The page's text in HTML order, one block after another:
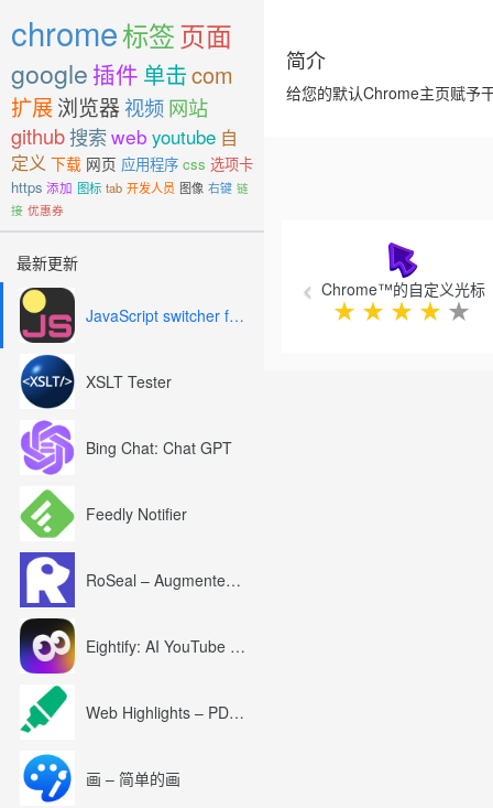
chrome标签页面
google 插件 单击com
扩展浏览器 视频网站
github搜索web youtube 自
定义 下载 网页 应用程序 css 选项卡
https 添加 图标 tab 开发人员 图像 右键 链
接 优惠券
最新更新
JavaScript switcher for SEO and development
XSLT Tester
Bing Chat: Chat GPT
Feedly Notifier
RoSeal – Augmented Roblox Experience
Eightify: AI YouTube Summary with ChatGPT
Web Highlights – PDF & Web Highlighter
画 – 简单的画
简介
给您的默认Chrome主页赋予
Chrome™的自定义光标
★ ★ ★ ★ ★